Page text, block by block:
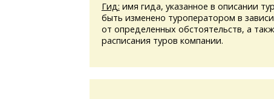
Гид: имя гида, указанное в описании
быть изменено туроператором в
от определенных обстоятельств, а
расписания туров компании.